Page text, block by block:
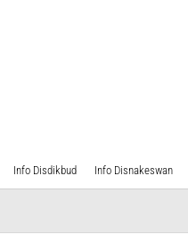
Info Disdikbud Info Disnakeswan